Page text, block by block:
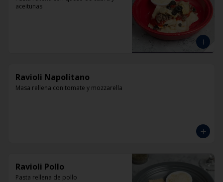
aceitunas
Ravioli Napolitano
Masa rellena con tomate y mozzarella
Ravioli Pollo
Pasta rellena de pollo